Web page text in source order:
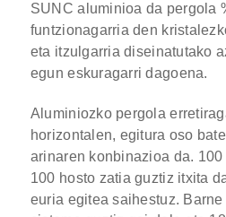
SUNC aluminioa da pergola
funtzionagarria den
eta itzulgarria diseinatutako
egun eskuragarri dagoena.
Aluminiozko pergola
horizontalen, egitura oso
arinaren konbinazioa da.
100 hosto zatia guztiz itxita
euria egitea saihestuz.